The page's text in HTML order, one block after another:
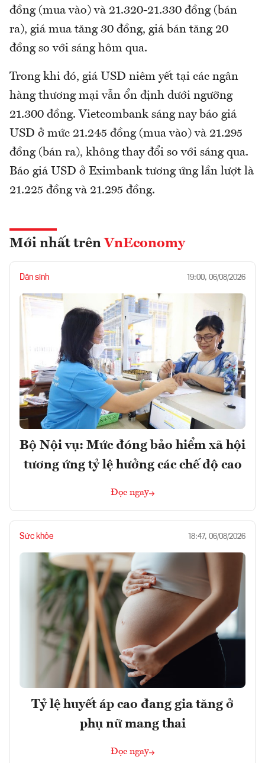
đồng (mua vào) và 21.320-21.330 đồng (bán
ra), giá mua tăng 30 đồng, giá bán tăng 20
đồng so với sáng hôm qua.
Trong khi đó, giá USD niêm yết tại các ngân
hàng thương mại vẫn ổn định dưới ngưỡng
21.300 đồng. Vietcombank sáng nay báo giá
USD ở mức 21.245 đồng (mua vào) và 21.295
đồng (bán ra), không thay đổi so với sáng qua.
Báo giá USD ở Eximbank tương ứng lần lượt là
21.225 đồng và 21.295 đồng.
Mới nhất trên VnEconomy
Dân sinh 19:00, 06/08/2026
Bộ Nội vụ: Mức đóng bảo hiểm xã hội
tương ứng tỷ lệ hưởng các chế độ cao
Đọc ngay
Sức khỏe 18:47, 06/08/2026
Tỷ lệ huyết áp cao đang gia tăng ở
phụ nữ mang thai
Đọc ngay